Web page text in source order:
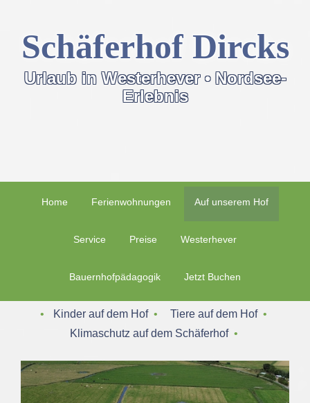
Schäferhof Dircks
Urlaub in Westerhever • Nordsee-
Erlebnis
Home Ferienwohnungen Auf unserem Hof
Service Preise Westerhever
Bauernhofpädagogik Jetzt Buchen
‌ • ‌ Kinder auf dem Hof ‌ • ‌ Tiere auf dem Hof ‌ • ‌
Klimaschutz auf dem Schäferhof ‌ • ‌